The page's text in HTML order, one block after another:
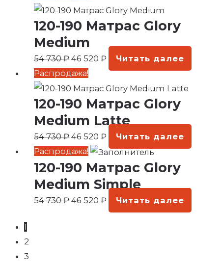
120-190 Матрас Glory
Medium
54 730₽
цена
составляла
54
46 520₽
цена:
46
Читать далее
Распродажа!
120-190 Матрас Glory
Medium Latte
54 730₽
Первоначальная
цена
составляла
54
730 ₽.
46 520₽
Текущая
цена:
46
520 ₽.
Читать далее
Распродажа!
120-190 Матрас Glory
Medium Simple
54 730₽
Первоначальная
цена
составляла
54
46 520₽
Текущая
цена:
46
520 ₽.
Читать далее
1
2
3